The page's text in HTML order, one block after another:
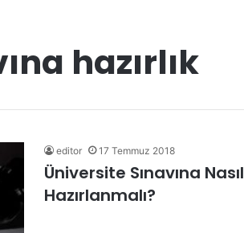
hazırlık
editor 17 Temmuz 2018
Üniversite Sınavına Nasıl
Hazırlanmalı?